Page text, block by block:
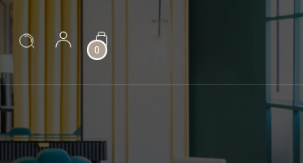
0